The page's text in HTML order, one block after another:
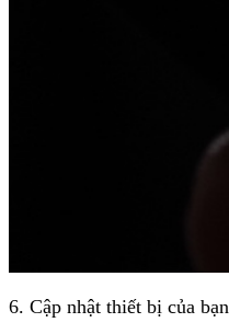
6. Cập nhật thiết bị của bạn